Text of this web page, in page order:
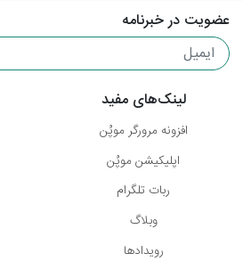
عضویت در خبرنامه
لینک‌های مفید
افزونه مرورگر موپُن
اپلیکیشن موپُن
ربات تلگرام
وبلاگ
رویدادها